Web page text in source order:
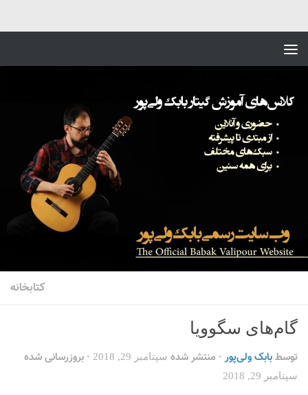
کتابخانه
گام‌های سگوویا
توسطبابک ولی‌پور · منتشر شده سپتامبر 29, 2018 · بروزرسانی شده
سپتامبر 29, 2018